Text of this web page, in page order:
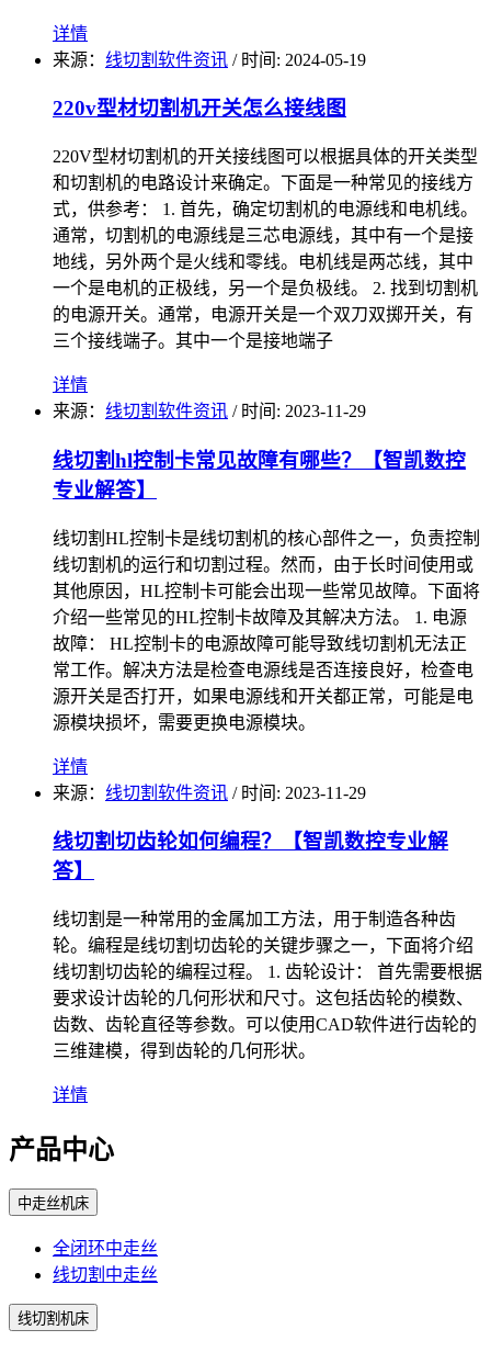
详情
来源： 线切割软件资讯 / 时间: 2024-05-19
220v型材切割机开关怎么接线图
220V型材切割机的开关接线图可以根据具体的开关类型
和切割机的电路设计来确定。下面是一种常见的接线方
式，供参考： 1. 首先，确定切割机的电源线和电机线。
通常，切割机的电源线是三芯电源线，其中有一个是接
地线，另外两个是火线和零线。电机线是两芯线，其中
一个是电机的正极线，另一个是负极线。 2. 找到切割机
的电源开关。通常，电源开关是一个双刀双掷开关，有
三个接线端子。其中一个是接地端子
详情
来源： 线切割软件资讯 / 时间: 2023-11-29
线切割hl控制卡常见故障有哪些？【智凯数控
专业解答】
线切割HL控制卡是线切割机的核心部件之一，负责控制
线切割机的运行和切割过程。然而，由于长时间使用或
其他原因，HL控制卡可能会出现一些常见故障。下面将
介绍一些常见的HL控制卡故障及其解决方法。 1. 电源
故障： HL控制卡的电源故障可能导致线切割机无法正
常工作。解决方法是检查电源线是否连接良好，检查电
源开关是否打开，如果电源线和开关都正常，可能是电
源模块损坏，需要更换电源模块。
详情
来源： 线切割软件资讯 / 时间: 2023-11-29
线切割切齿轮如何编程？【智凯数控专业解
答】
线切割是一种常用的金属加工方法，用于制造各种齿
轮。编程是线切割切齿轮的关键步骤之一，下面将介绍
线切割切齿轮的编程过程。 1. 齿轮设计： 首先需要根据
要求设计齿轮的几何形状和尺寸。这包括齿轮的模数、
齿数、齿轮直径等参数。可以使用CAD软件进行齿轮的
三维建模，得到齿轮的几何形状。
详情
产品中心
中走丝机床
全闭环中走丝
线切割中走丝
线切割机床